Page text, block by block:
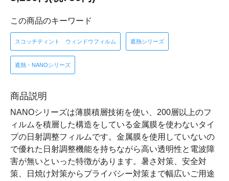
この商品のキーワード
スコッチティント ウィンドウフィルム 遮熱シリーズ
遮熱・NANOシリーズ
商品説明
NANOシリーズは薄膜積層技術を使い、200層以上のフ
ィルムを積層した構造をしている金属膜を使わないタイ
プの日射調整フィルムです。金属膜を使用していないの
で優れた日射調整機能を持ちながら高い透明性と電波障
害が無いといった特徴があります。暑さ対策、安全対
策、日焼け対策からプライバシー対策まで幅広いご用途